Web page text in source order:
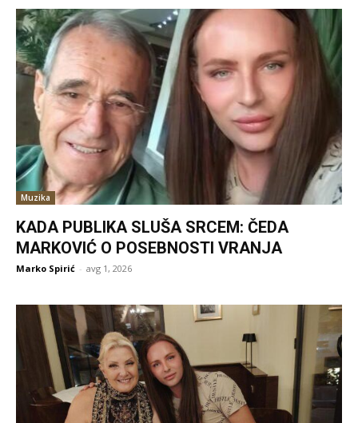
Muzika
KADA PUBLIKA SLUŠA SRCEM: ČEDA
MARKOVIĆ O POSEBNOSTI VRANJA
Marko Spirić - avg 1, 2026